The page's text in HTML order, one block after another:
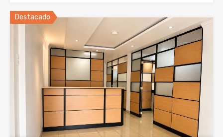
Destacado